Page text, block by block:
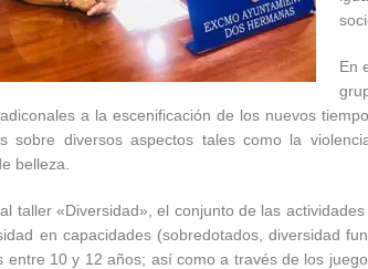
En
a la escenificación de los nuevos
sobre diversos aspectos tales como la
belleza.
taller «Diversidad», el conjunto de las
en capacidades (sobredotados, diversidad
entre 10 y 12 años; así como a través de los